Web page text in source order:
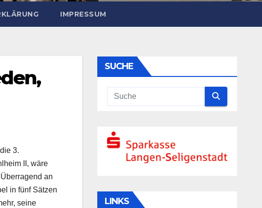
IMPRESSUM
3.
II, wäre
an
in fünf Sätzen
seine
SUCHE
LINKS